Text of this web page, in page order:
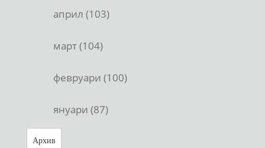
април (103)
март (104)
февруари (100)
януари (87)
Архив